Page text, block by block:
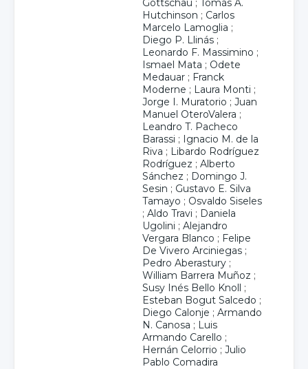
Gottschau ; Tomás A.
Hutchinson ; Carlos
Marcelo Lamoglia ;
Diego P. Llinás ;
Leonardo F. Massimino ;
Ismael Mata ; Odete
Medauar ; Franck
Moderne ; Laura Monti ;
Jorge I. Muratorio ; Juan
Manuel OteroValera ;
Leandro T. Pacheco
Barassi ; Ignacio M. de la
Riva ; Libardo Rodríguez
Rodríguez ; Alberto
Sánchez ; Domingo J.
Sesin ; Gustavo E. Silva
Tamayo ; Osvaldo Siseles
; Aldo Travi ; Daniela
Ugolini ; Alejandro
Vergara Blanco ; Felipe
De Vivero Arciniegas ;
Pedro Aberastury ;
William Barrera Muñoz ;
Susy Inés Bello Knoll ;
Esteban Bogut Salcedo ;
Diego Calonje ; Armando
N. Canosa ; Luis
Armando Carello ;
Hernán Celorrio ; Julio
Pablo Comadira